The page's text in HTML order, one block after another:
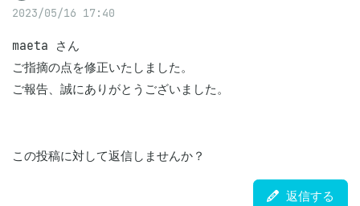
2023/05/16 17:40
maeta さん
ご指摘の点を修正いたしました。
ご報告、誠にありがとうございました。
この投稿に対して返信しませんか？
返信する